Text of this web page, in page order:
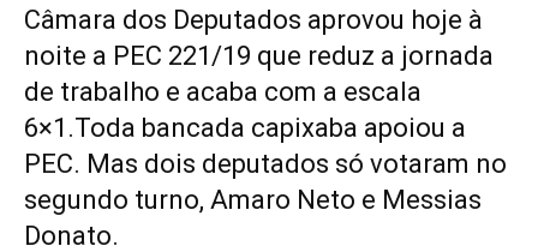
Câmara dos Deputados aprovou hoje à
noite a PEC 221/19 que reduz a jornada
de trabalho e acaba com a escala
6×1.Toda bancada capixaba apoiou a
PEC. Mas dois deputados só votaram no
segundo turno, Amaro Neto e Messias
Donato.